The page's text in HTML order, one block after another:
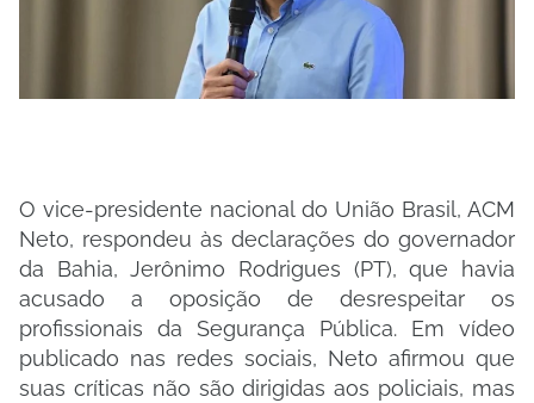
O vice-presidente nacional do União Brasil, ACM
Neto, respondeu às declarações do governador
da Bahia, Jerônimo Rodrigues (PT), que havia
acusado a oposição de desrespeitar os
profissionais da Segurança Pública. Em vídeo
publicado nas redes sociais, Neto afirmou que
suas críticas não são dirigidas aos policiais, mas